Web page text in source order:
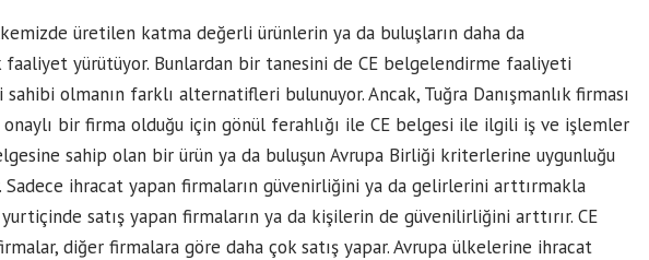
üretilen katma değerli ürünlerin ya da buluşların daha da
yürütüyor. Bunlardan bir tanesini de CE belgelendirme faaliyeti
olmanın farklı alternatifleri bulunuyor. Ancak, Tuğra Danışmanlık firması
bir firma olduğu için gönül ferahlığı ile CE belgesi ile ilgili iş ve işlemler
sahip olan bir ürün ya da buluşun Avrupa Birliği kriterlerine uygunluğu
ihracat yapan firmaların güvenirliğini ya da gelirlerini arttırmakla
yurtiçinde satış yapan firmaların ya da kişilerin de güvenilirliğini arttırır. CE
diğer firmalara göre daha çok satış yapar. Avrupa ülkelerine ihracat